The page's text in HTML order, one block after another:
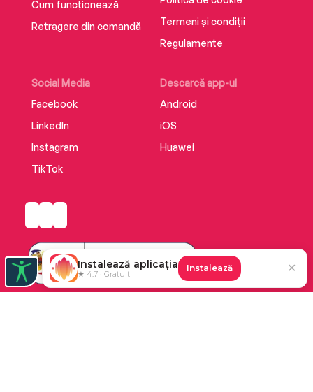
Cum funcționează
Retragere din comandă
Social Media
Facebook
LinkedIn
Instagram
TikTok
Descarcă app-ul
Android
iOS
Huawei
Termeni și condiții
Regulamente
Instalează aplicația
★ 4.7 · Gratuit
Instalează ✕